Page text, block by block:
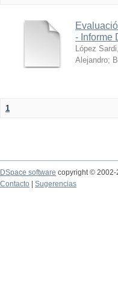
- Informe
López
Alejandro;
1
DSpace software copyright © 2002-
Contacto
Sugerencias